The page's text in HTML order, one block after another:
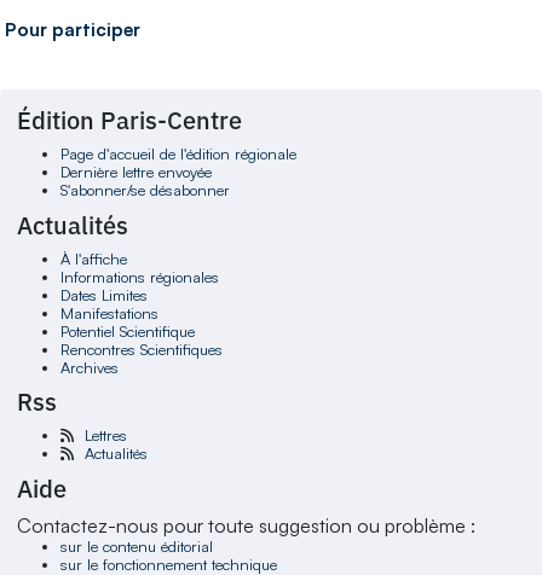
Pour participer
Édition Paris-Centre
Page d'accueil de l'édition régionale
Dernière lettre envoyée
S'abonner/se désabonner
Actualités
À l'affiche
Informations régionales
Dates Limites
Manifestations
Potentiel Scientifique
Rencontres Scientifiques
Archives
Rss
Lettres
Actualités
Aide
Contactez-nous pour toute suggestion ou problème :
sur le contenu éditorial
sur le fonctionnement technique